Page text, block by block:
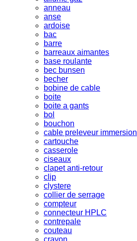
anneau
anse
ardoise
bac
barre
barreaux aimantes
base roulante
bec bunsen
becher
bobine de cable
boite
boite a gants
bol
bouchon
cable preleveur immersion
cartouche
casserole
ciseaux
clapet anti-retour
clip
clystere
collier de serrage
compteur
connecteur HPLC
contrepale
couteau
crayon